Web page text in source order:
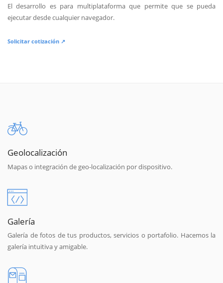
El desarrollo es para multiplataforma que permite que se pueda
ejecutar desde cualquier navegador.
Solicitar cotización ↗
Geolocalización
Mapas o integración de geo-localización por dispositivo.
Galería
Galería de fotos de tus productos, servicios o portafolio. Hacemos la
galería intuitiva y amigable.